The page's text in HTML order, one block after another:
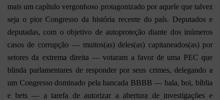
mais um capítulo vergonhoso protagonizado por aquele que talvez
seja o pior Congresso da história recente do país. Deputados e
deputadas, com o objetivo de autoproteção diante dos inúmeros
casos de corrupção — muitos(as) deles(as) capitaneados(as) por
setores da extrema direita — votaram a favor de uma PEC que
blinda parlamentares de responder por seus crimes, delegando a
um Congresso dominado pela bancada BBBB — bala, boi, bíblia
e bets — a tarefa de autorizar a abertura de investigações e